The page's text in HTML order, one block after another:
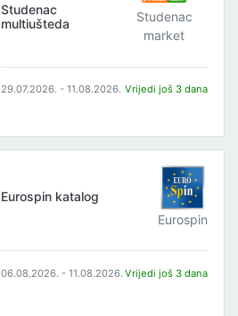
Studenac
multiušteda
Studenac
market
29.07.2026. - 11.08.2026. Vrijedi još 3 dana
Eurospin katalog
Eurospin
06.08.2026. - 11.08.2026. Vrijedi još 3 dana